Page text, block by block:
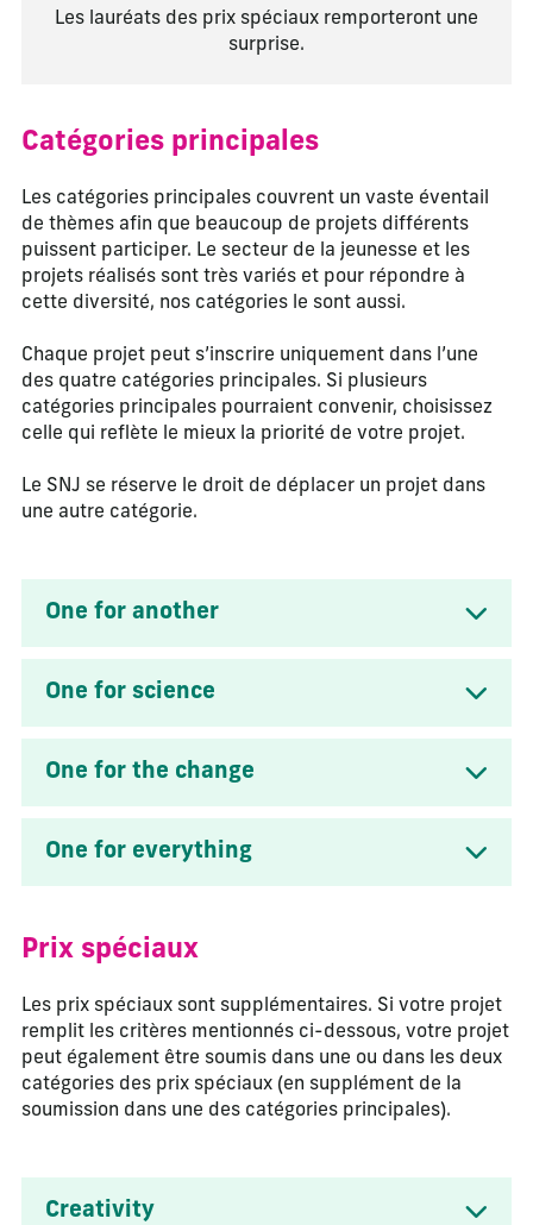
Les lauréats des prix spéciaux remporteront une
surprise.
Catégories principales
Les catégories principales couvrent un vaste éventail
de thèmes afin que beaucoup de projets différents
puissent participer. Le secteur de la jeunesse et les
projets réalisés sont très variés et pour répondre à
cette diversité, nos catégories le sont aussi.
Chaque projet peut s’inscrire uniquement dans l’une
des quatre catégories principales. Si plusieurs
catégories principales pourraient convenir, choisissez
celle qui reflète le mieux la priorité de votre projet.
Le SNJ se réserve le droit de déplacer un projet dans
une autre catégorie.
One for another
One for science
One for the change
One for everything
Prix spéciaux
Les prix spéciaux sont supplémentaires. Si votre projet
remplit les critères mentionnés ci-dessous, votre projet
peut également être soumis dans une ou dans les deux
catégories des prix spéciaux (en supplément de la
soumission dans une des catégories principales).
Creativity